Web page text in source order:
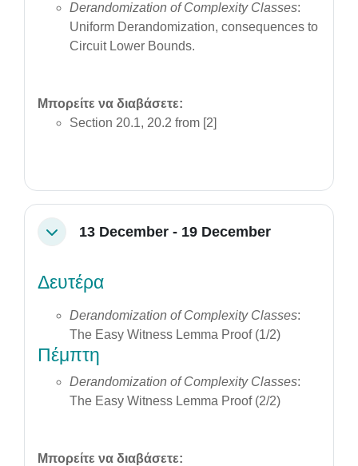
Derandomization of Complexity Classes:
Uniform Derandomization, consequences to
Circuit Lower Bounds.
Μπορείτε να διαβάσετε:
Section 20.1, 20.2 from [2]
Collapse13 December - 19 December
Δευτέρα
Derandomization of Complexity Classes:
The Easy Witness Lemma Proof (1/2)
Πέμπτη
Derandomization of Complexity Classes:
The Easy Witness Lemma Proof (2/2)
Μπορείτε να διαβάσετε: